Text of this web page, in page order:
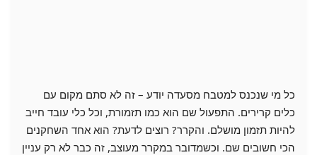
כל מי שנכנס למטבח מסעדה יודע – זה לא סתם מקום עם
כלים קרירים. התפעול שם הוא כמו תזמורת, וכל כלי עובד חייב
להיות תזמון מושלם. והקרר? רוצים לדעת? הוא אחד השחקנים
הכי חשובים שם. וכשמדובר במקרר מעוצב, זה כבר לא רק עניין